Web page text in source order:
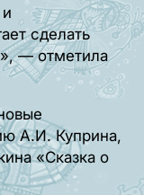
сделать
— отметила
А.И. Куприна,
«Сказка о